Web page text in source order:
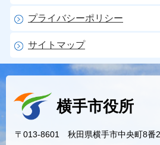
プライバシーポリシー
サイトマップ
横手市役所
〒013-8601 秋田県横手市中央町8番